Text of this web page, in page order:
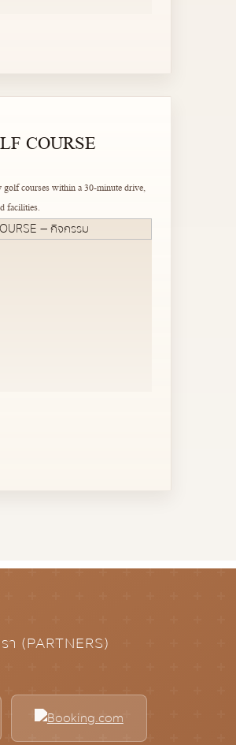
COURSE
courses within a 30-minute drive,
facilities.
า (PARTNERS)